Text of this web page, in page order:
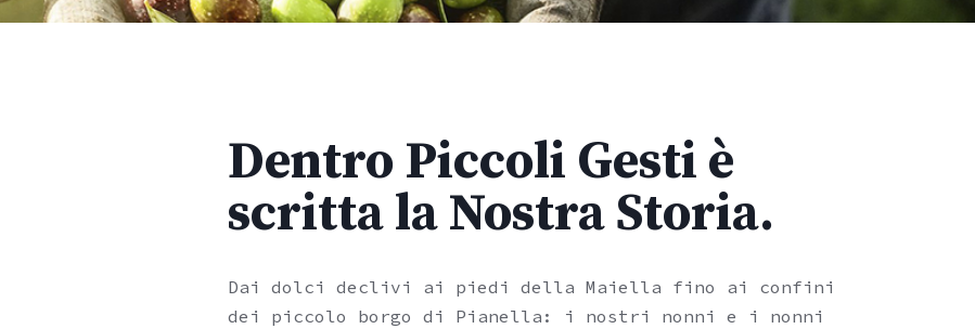
Dentro Piccoli Gesti è
scritta la Nostra Storia.
Dai dolci declivi ai piedi della Maiella fino ai confini
dei piccolo borgo di Pianella: i nostri nonni e i nonni